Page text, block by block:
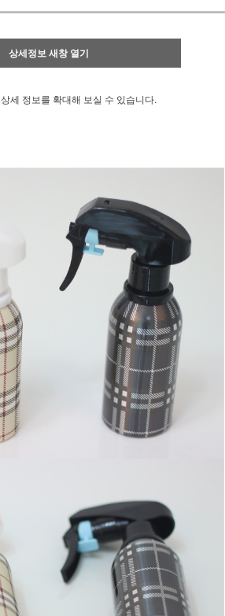
상세정보 새창 열기
상세 정보를 확대해 보실 수 있습니다.